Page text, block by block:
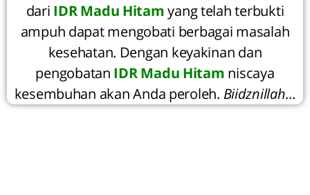
dari IDR Madu Hitamyang telah terbukti
ampuh dapat mengobati berbagai masalah
kesehatan. Dengan keyakinan dan
pengobatan IDR Madu Hitam niscaya
kesembuhan akan Anda peroleh. Biidznillah…